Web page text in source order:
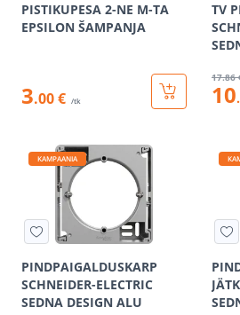
PISTIKUPESA 2-NE M-TA
EPSILON ŠAMPANJA
3.00 € /tk
TV
17.86
10
KAMPAANIA
PINDPAIGALDUSKARP
SCHNEIDER-ELECTRIC
SEDNA DESIGN ALU